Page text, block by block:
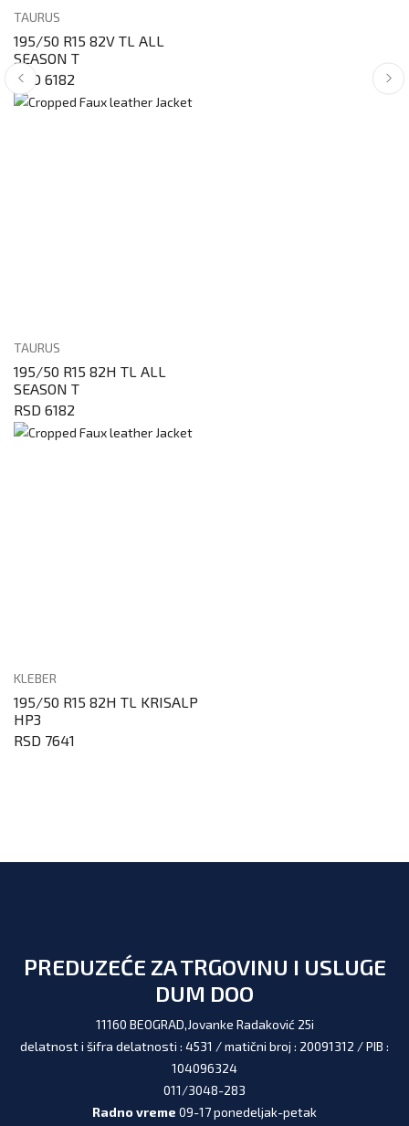
TAURUS
195/50 R15 82V TL ALL
SEASON T
RSD 6182
TAURUS
195/50 R15 82H TL ALL
SEASON T
RSD 6182
KLEBER
195/50 R15 82H TL KRISALP
HP3
RSD 7641
PREDUZEĆE ZA TRGOVINU I USLUGE
DUM DOO
11160 BEOGRAD,Jovanke Radaković 25i
delatnost i šifra delatnosti : 4531 / matični broj : 20091312 / PIB :
104096324
011/3048-283
Radno vreme 09-17 ponedeljak-petak